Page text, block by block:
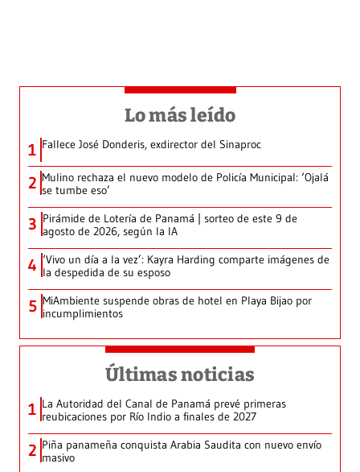
Lo más leído
1 Fallece José Donderis, exdirector del Sinaproc
2 Mulino rechaza el nuevo modelo de Policía Municipal: ‘Ojalá
se tumbe eso’
3 Pirámide de Lotería de Panamá | sorteo de este 9 de
agosto de 2026, según la IA
4 ‘Vivo un día a la vez’: Kayra Harding comparte imágenes de
la despedida de su esposo
5 MiAmbiente suspende obras de hotel en Playa Bijao por
incumplimientos
Últimas noticias
1 La Autoridad del Canal de Panamá prevé primeras
reubicaciones por Río Indio a finales de 2027
2 Piña panameña conquista Arabia Saudita con nuevo envío
masivo